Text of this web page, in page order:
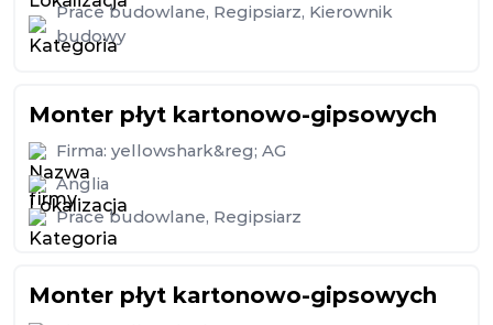
Prace budowlane, Regipsiarz, Kierownik
budowy
Monter płyt kartonowo-gipsowych
Firma: yellowshark&reg; AG
Anglia
Prace budowlane, Regipsiarz
Monter płyt kartonowo-gipsowych